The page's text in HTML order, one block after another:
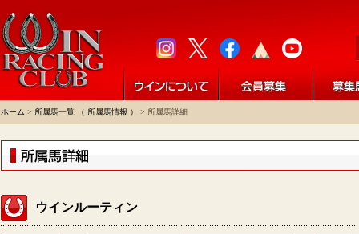
ホーム > 所属馬一覧 （ 所属馬情報 ） > 所属馬詳細
ウインルーティン